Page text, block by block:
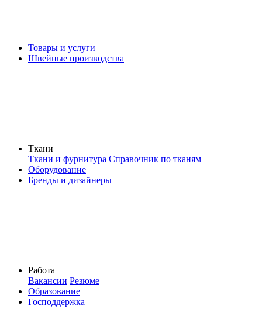
Товары и услуги
Швейные производства
Ткани
Ткани и фурнитура Справочник по тканям
Оборудование
Бренды и дизайнеры
Работа
Вакансии Резюме
Образование
Господдержка